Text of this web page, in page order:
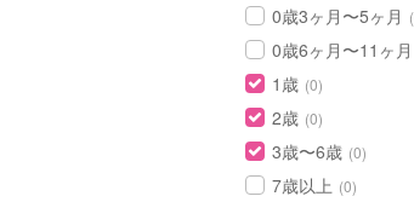
0歳3ヶ月〜5ヶ月
0歳6ヶ月〜11ヶ月
1歳 (0)
2歳 (0)
3歳〜6歳 (0)
7歳以上 (0)